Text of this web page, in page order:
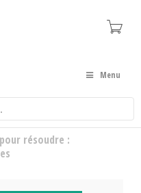
Menu
résoudre :